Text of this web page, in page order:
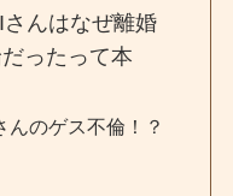
んはなぜ離婚
ったって本
んのゲス不倫！？